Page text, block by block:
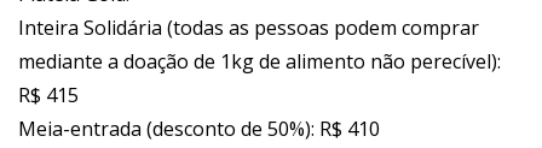
Inteira Solidária (todas as pessoas podem comprar
mediante a doação de 1kg de alimento não perecível):
R$ 415
Meia-entrada (desconto de 50%): R$ 410